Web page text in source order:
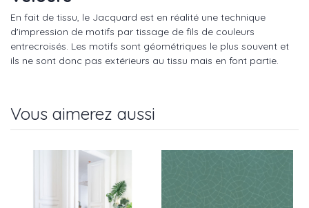
En fait de tissu, le Jacquard est en réalité une technique
d'impression de motifs par tissage de fils de couleurs
entrecroisés. Les motifs sont géométriques le plus souvent et
ils ne sont donc pas extérieurs au tissu mais en font partie.
Vous aimerez aussi